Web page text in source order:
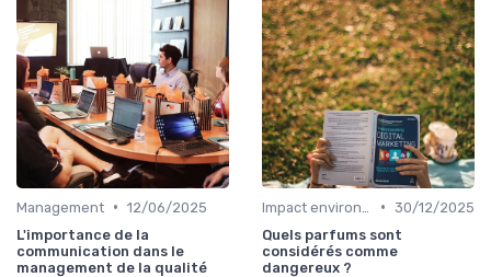
Management • 12/06/2025
L'importance de la
communication dans le
management de la qualité
• 30/12/2025
Quels parfums sont
considérés comme
dangereux ?